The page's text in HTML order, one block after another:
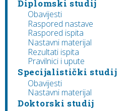
Diplomski studij
Obavijesti
Raspored nastave
Raspored ispita
Nastavni materijal
Rezultati ispita
Pravilnici i upute
Specijalistički studij
Obavijesti
Nastavni materijal
Doktorski studij